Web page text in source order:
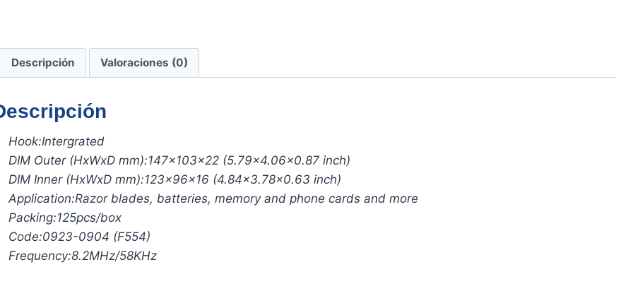
Descripción Valoraciones (0)
Hook:Intergrated
DIM Outer (HxWxD mm):147x103x22 (5.79×4.06×0.87 inch)
DIM Inner (HxWxD mm):123x96x16 (4.84×3.78×0.63 inch)
Application:Razor blades, batteries, memory and phone cards and more
Packing:125pcs/box
Code:0923-0904 (F554)
Frequency:8.2MHz/58KHz